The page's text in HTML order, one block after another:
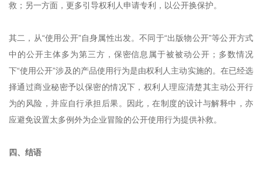
救；另一方面，更多引导权利人申请专利，以公开换保护。
其二，从“使用公开”自身属性出发。不同于“出版物公开”等公开方式
中的公开主体多为第三方，保密信息属于被被动公开；多数情况
下“使用公开”涉及的产品使用行为是由权利人主动实施的。在已经选
择通过商业秘密予以保密的情况下，权利人理应清楚其主动公开行
为的风险，并应自行承担后果。因此，在制度的设计与解释中，亦
应避免设置太多例外为企业冒险的公开使用行为提供补救。
四、结语